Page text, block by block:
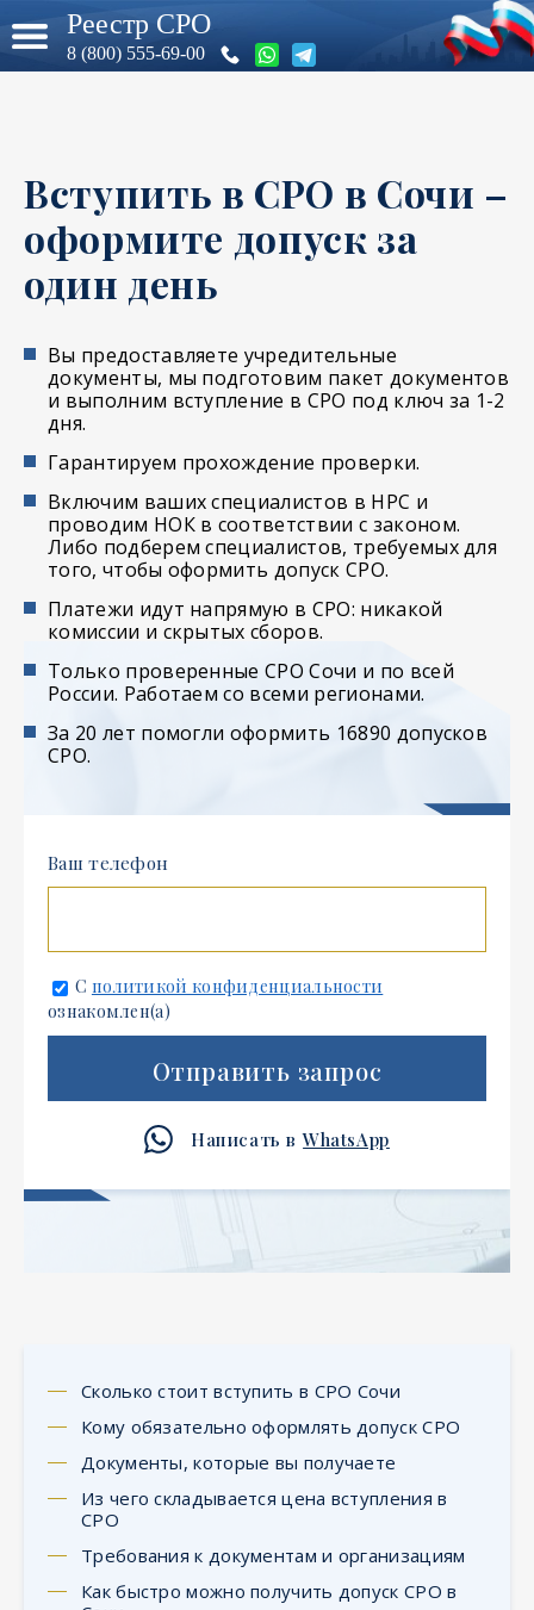
Реестр СРО
8 (800) 555-69-00
Вступить в СРО в Сочи –
оформите допуск за
один день
Вы предоставляете учредительные
документы, мы подготовим пакет документов
и выполним вступление в СРО под ключ за 1-2
дня.
Гарантируем прохождение проверки.
Включим ваших специалистов в НРС и
проводим НОК в соответствии с законом.
Либо подберем специалистов, требуемых для
того, чтобы оформить допуск СРО.
Платежи идут напрямую в СРО: никакой
комиссии и скрытых сборов.
Только проверенные СРО Сочи и по всей
России. Работаем со всеми регионами.
За 20 лет помогли оформить 16890 допусков
СРО.
Ваш телефон
С политикой конфиденциальности
ознакомлен(а)
Отправить запрос
Написать в WhatsApp
Сколько стоит вступить в СРО Сочи
Кому обязательно оформлять допуск СРО
Документы, которые вы получаете
Из чего складывается цена вступления в
СРО
Требования к документам и организациям
Как быстро можно получить допуск СРО в